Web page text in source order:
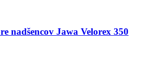
nadšencov Jawa Velorex 350